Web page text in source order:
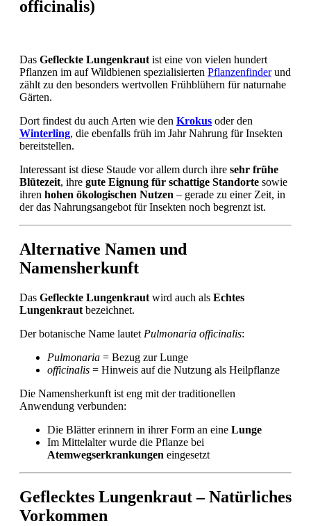
officinalis)
Das Gefleckte Lungenkraut ist eine von vielen hundert
Pflanzen im auf Wildbienen spezialisierten Pflanzenfinderund
zählt zu den besonders wertvollen Frühblühern für naturnahe
Gärten.
Dort findest du auch Arten wie den Krokus oder den
Winterling, die ebenfalls früh im Jahr Nahrung für Insekten
bereitstellen.
Interessant ist diese Staude vor allem durch ihre sehr frühe
Blütezeit, ihre gute Eignung für schattige Standorte sowie
ihren hohen ökologischen Nutzen – gerade zu einer Zeit, in
der das Nahrungsangebot für Insekten noch begrenzt ist.
Alternative Namen und
Namensherkunft
Das Gefleckte Lungenkraut wird auch als Echtes
Lungenkraut bezeichnet.
Der botanische Name lautet Pulmonaria officinalis:
Pulmonaria = Bezug zur Lunge
officinalis = Hinweis auf die Nutzung als Heilpflanze
Die Namensherkunft ist eng mit der traditionellen
Anwendung verbunden:
Die Blätter erinnern in ihrer Form an eine Lunge
Im Mittelalter wurde die Pflanze bei
Atemwegserkrankungen eingesetzt
Geflecktes Lungenkraut – Natürliches
Vorkommen